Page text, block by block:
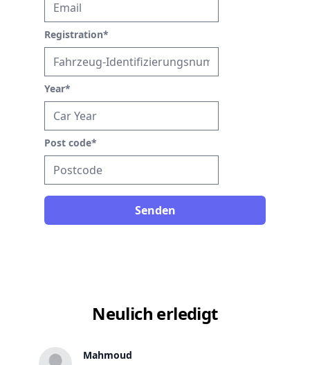
Registration*
Year*
Post code*
Senden
Neulich erledigt
Mahmoud